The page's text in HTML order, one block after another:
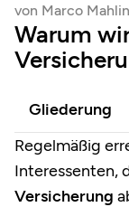
von Marco
Warum
Gliederung
Regelmäßig
Interessenten,
Versicherung